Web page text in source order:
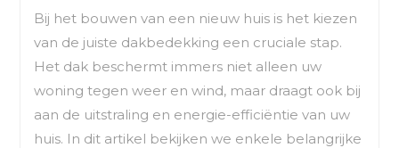
Bij het bouwen van een nieuw huis is het kiezen
van de juiste dakbedekking een cruciale stap.
Het dak beschermt immers niet alleen uw
woning tegen weer en wind, maar draagt ook bij
aan de uitstraling en energie-efficiëntie van uw
huis. In dit artikel bekijken we enkele belangrijke